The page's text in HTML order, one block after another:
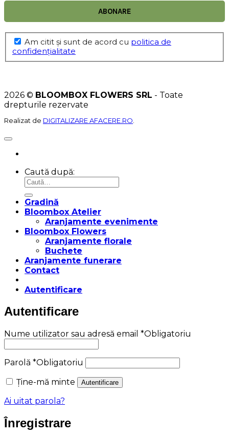
Am citit şi sunt de acord cu politica de
confidențialitate
2026 © BLOOMBOX FLOWERS SRL - Toate
drepturile rezervate
Realizat de DIGITALIZARE AFACERE.RO
Caută după:
Gradină
Bloombox Atelier
Aranjamente evenimente
Bloombox Flowers
Aranjamente florale
Buchete
Aranjamente funerare
Contact
Autentificare
Autentificare
Nume utilizator sau adresă email *Obligatoriu
Parolă *Obligatoriu
Ține-mă minte
Autentificare
Ai uitat parola?
Înregistrare